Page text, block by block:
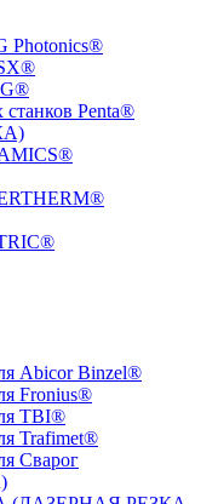
Photonics®
Penta®
Abicor Binzel®
Fronius®
TBI®
Trafimet®
Сварог